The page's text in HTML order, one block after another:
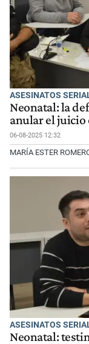
ASESINATOS
Neonatal: la
anular el juicio
06-08-2025 12:32
MARÍA ESTER
ASESINATOS
Neonatal: